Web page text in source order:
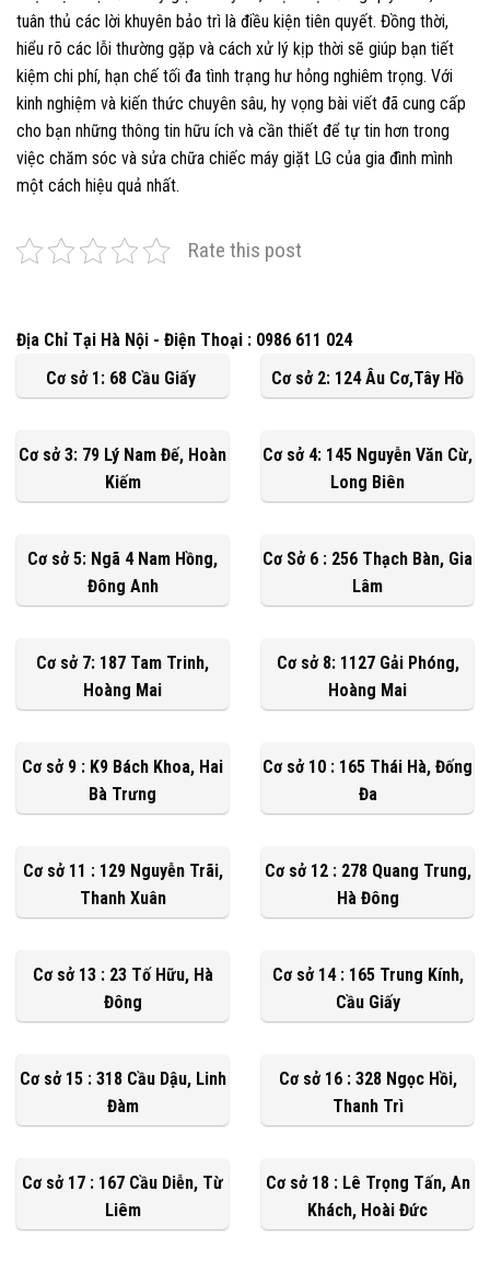
tuân thủ các lời khuyên bảo trì là điều kiện tiên quyết. Đồng thời,
hiểu rõ các lỗi thường gặp và cách xử lý kịp thời sẽ giúp bạn tiết
kiệm chi phí, hạn chế tối đa tình trạng hư hỏng nghiêm trọng. Với
kinh nghiệm và kiến thức chuyên sâu, hy vọng bài viết đã cung cấp
cho bạn những thông tin hữu ích và cần thiết để tự tin hơn trong
việc chăm sóc và sửa chữa chiếc máy giặt LG của gia đình mình
một cách hiệu quả nhất.
Rate this post
Địa Chỉ Tại Hà Nội - Điện Thoại : 0986 611 024
Cơ sở 1: 68 Cầu Giấy
Cơ sở 2: 124 Âu Cơ,Tây Hồ
Cơ sở 3: 79 Lý Nam Đế, Hoàn
Kiếm
Cơ sở 4: 145 Nguyễn Văn Cừ,
Long Biên
Cơ sở 5: Ngã 4 Nam Hồng,
Đông Anh
Cơ Sở 6 : 256 Thạch Bàn, Gia
Lâm
Cơ sở 7: 187 Tam Trinh,
Hoàng Mai
Cơ sở 8: 1127 Gải Phóng,
Hoàng Mai
Cơ sở 9 : K9 Bách Khoa, Hai
Bà Trưng
Cơ sở 10 : 165 Thái Hà, Đống
Đa
Cơ sở 11 : 129 Nguyễn Trãi,
Thanh Xuân
Cơ sở 12 : 278 Quang Trung,
Hà Đông
Cơ sở 13 : 23 Tố Hữu, Hà
Đông
Cơ sở 14 : 165 Trung Kính,
Cầu Giấy
Cơ sở 15 : 318 Cầu Dậu, Linh
Đàm
Cơ sở 16 : 328 Ngọc Hồi,
Thanh Trì
Cơ sở 17 : 167 Cầu Diễn, Từ
Liêm
Cơ sở 18 : Lê Trọng Tấn, An
Khách, Hoài Đức